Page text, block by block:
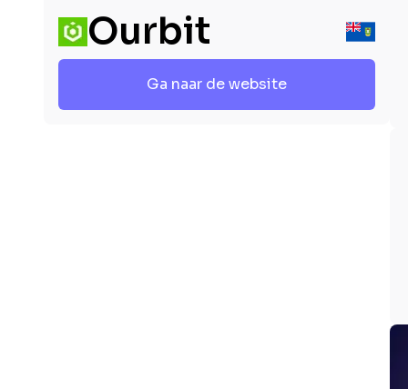
Ourbit
Ga naar de website